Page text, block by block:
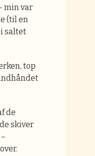
min var
(til en
saltet
top
de
skiver